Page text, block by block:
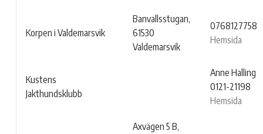
Korpen i Valdemarsvik
Banvallsstugan,
61530
Valdemarsvik
0768127758
Hemsida
Kustens
Jakthundsklubb
Anne Halling
0121-21198
Hemsida
Axvägen 5 B,